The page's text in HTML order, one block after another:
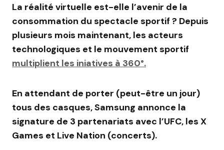
La réalité virtuelle est-elle l’avenir de la
consommation du spectacle sportif ? Depuis
plusieurs mois maintenant, les acteurs
technologiques et le mouvement sportif
multiplient les iniatives à 360°.
En attendant de porter (peut-être un jour)
tous des casques, Samsung annonce la
signature de 3 partenariats avec l’UFC, les X
Games et Live Nation (concerts).